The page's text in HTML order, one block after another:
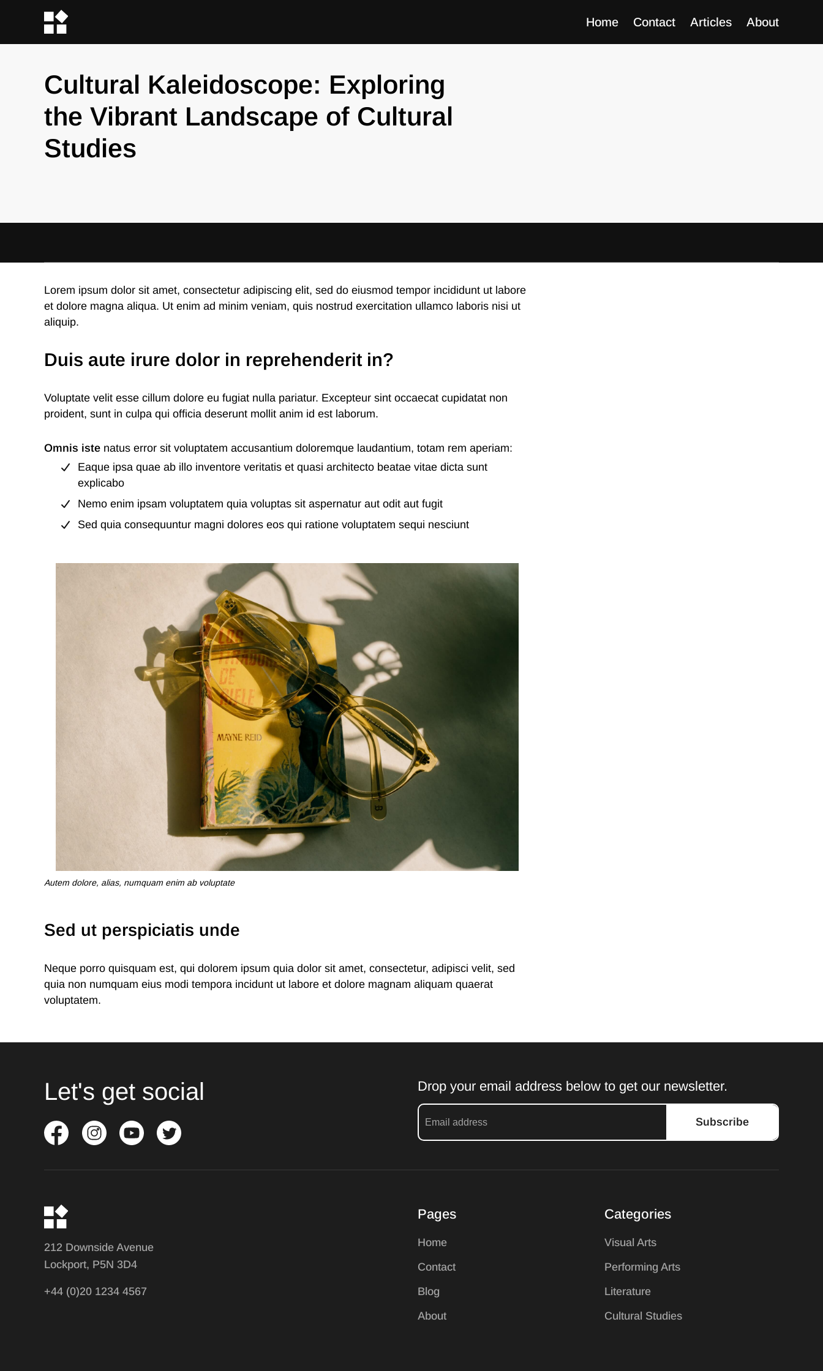
Home Contact Articles About
Cultural Kaleidoscope: Exploring
the Vibrant Landscape of Cultural
Studies
Lorem ipsum dolor sit amet, consectetur adipiscing elit, sed do eiusmod tempor incididunt ut labore
et dolore magna aliqua. Ut enim ad minim veniam, quis nostrud exercitation ullamco laboris nisi ut
aliquip.
Duis aute irure dolor in reprehenderit in?
Voluptate velit esse cillum dolore eu fugiat nulla pariatur. Excepteur sint occaecat cupidatat non
proident, sunt in culpa qui officia deserunt mollit anim id est laborum.
Omnis iste natus error sit voluptatem accusantium doloremque laudantium, totam rem aperiam:
Eaque ipsa quae ab illo inventore veritatis et quasi architecto beatae vitae dicta sunt
explicabo
Nemo enim ipsam voluptatem quia voluptas sit aspernatur aut odit aut fugit
Sed quia consequuntur magni dolores eos qui ratione voluptatem sequi nesciunt
Autem dolore, alias, numquam enim ab voluptate
Sed ut perspiciatis unde
Neque porro quisquam est, qui dolorem ipsum quia dolor sit amet, consectetur, adipisci velit, sed
quia non numquam eius modi tempora incidunt ut labore et dolore magnam aliquam quaerat
voluptatem.
Let's get social Drop your email address below to get our newsletter.
Subscribe
212 Downside Avenue
Lockport, P5N 3D4
+44 (0)20 1234 4567
Pages
Home
Contact
Blog
About
Categories
Visual Arts
Performing Arts
Literature
Cultural Studies